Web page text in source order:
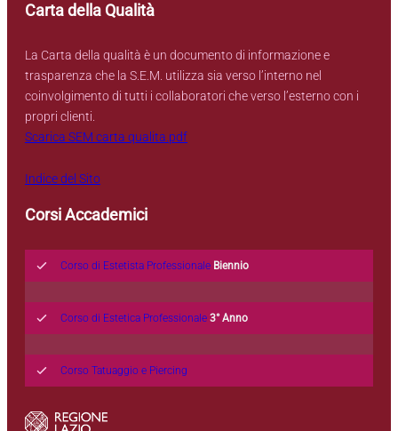
Carta della Qualità
La Carta della qualità è un documento di informazione e
trasparenza che la S.E.M. utilizza sia verso l’interno nel
coinvolgimento di tutti i collaboratori che verso l’esterno con i
propri clienti.
Scarica SEM carta qualita.pdf
Indice del Sito
Corsi Accademici
Corso di Estetista Professionale Biennio
Corso di Estetica Professionale 3° Anno
Corso Tatuaggio e Piercing